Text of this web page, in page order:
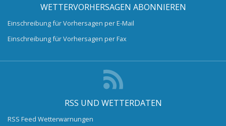
WETTERVORHERSAGEN ABONNIEREN
Einschreibung für Vorhersagen per E-Mail
Einschreibung für Vorhersagen per Fax
RSS UND WETTERDATEN
RSS Feed Wetterwarnungen